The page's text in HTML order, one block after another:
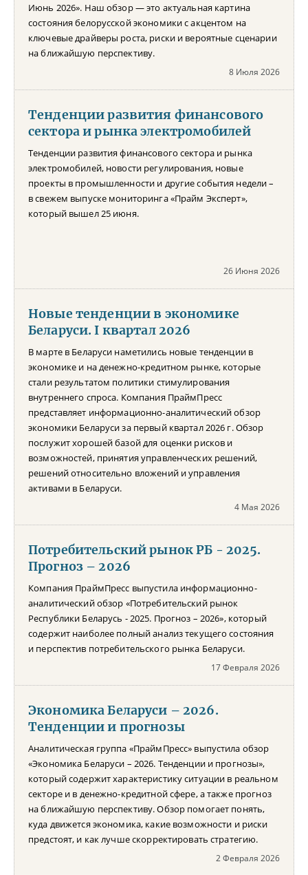
Июнь 2026». Наш обзор — это актуальная картина
состояния белорусской экономики с акцентом на
ключевые драйверы роста, риски и вероятные сценарии
на ближайшую перспективу.
8 Июля 2026
Тенденции развития финансового
сектора и рынка электромобилей
Тенденции развития финансового сектора и рынка
электромобилей, новости регулирования, новые
проекты в промышленности и другие события недели –
в свежем выпуске мониторинга «Прайм Эксперт»,
который вышел 25 июня.
26 Июня 2026
Новые тенденции в экономике
Беларуси. I квартал 2026
В марте в Беларуси наметились новые тенденции в
экономике и на денежно-кредитном рынке, которые
стали результатом политики стимулирования
внутреннего спроса. Компания ПраймПресс
представляет информационно-аналитический обзор
экономики Беларуси за первый квартал 2026 г. Обзор
послужит хорошей базой для оценки рисков и
возможностей, принятия управленческих решений,
решений относительно вложений и управления
активами в Беларуси.
4 Мая 2026
Потребительский рынок РБ - 2025.
Прогноз – 2026
Компания ПраймПресс выпустила информационно-
аналитический обзор «Потребительский рынок
Республики Беларусь - 2025. Прогноз – 2026», который
содержит наиболее полный анализ текущего состояния
и перспектив потребительского рынка Беларуси.
17 Февраля 2026
Экономика Беларуси – 2026.
Тенденции и прогнозы
Аналитическая группа «ПраймПресс» выпустила обзор
«Экономика Беларуси – 2026. Тенденции и прогнозы»,
который содержит характеристику ситуации в реальном
секторе и в денежно-кредитной сфере, а также прогноз
на ближайшую перспективу. Обзор помогает понять,
куда движется экономика, какие возможности и риски
предстоят, и как лучше скорректировать стратегию.
2 Февраля 2026